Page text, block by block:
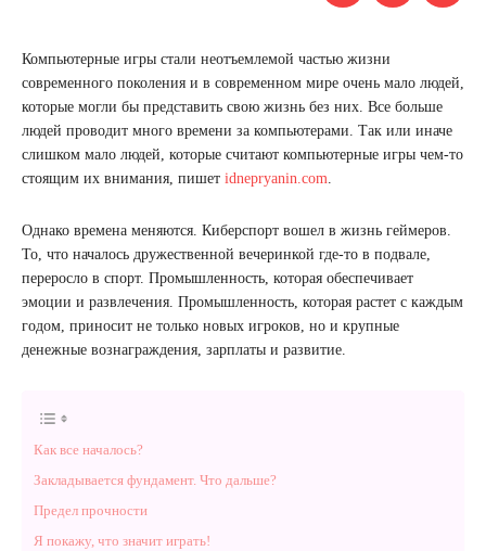
Компьютерные игры стали неотъемлемой частью жизни
современного поколения и в современном мире очень мало людей,
которые могли бы представить свою жизнь без них. Все больше
людей проводит много времени за компьютерами. Так или иначе
слишком мало людей, которые считают компьютерные игры чем-то
стоящим их внимания, пишет idnepryanin.com.
Однако времена меняются. Киберспорт вошел в жизнь геймеров.
То, что началось дружественной вечеринкой где-то в подвале,
переросло в спорт. Промышленность, которая обеспечивает
эмоции и развлечения. Промышленность, которая растет с каждым
годом, приносит не только новых игроков, но и крупные
денежные вознаграждения, зарплаты и развитие.
Как все началось?
Закладывается фундамент. Что дальше?
Предел прочности
Я покажу, что значит играть!